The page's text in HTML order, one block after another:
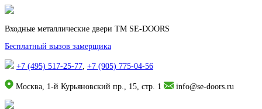
Входные металлические двери TM SE-DOORS
Бесплатный вызов замерщика
+7 (495) 517-25-77, +7 (905) 775-04-56
Москва, 1-й Курьяновский пр., 15, стр. 1 info@se-doors.ru